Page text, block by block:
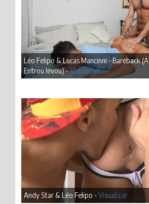
Léo Felipo & Lucas Mancinni - Bareback
Entrou levou) -Visualizar
Andy Star & Léo Felipo -Visualizar